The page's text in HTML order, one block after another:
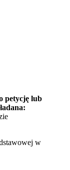
petycję lub
w